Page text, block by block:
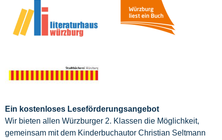
Ein kostenloses Leseförderungsangebot
Wir bieten allen Würzburger 2. Klassen die Möglichkeit,
gemeinsam mit dem Kinderbuchautor Christian Seltmann